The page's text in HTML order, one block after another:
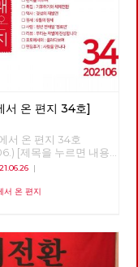
서 온 편지 34호]
서 온 편지 34호
[제목을 누르면 내용
있습니다.] □ 편지를 띄
사 : 경성의 재발견 □
성합니다 □ 포토에세
다보며 □ 편집후기 : 사
나다 ■ 편집위원 : 김석
|
서 온 편지